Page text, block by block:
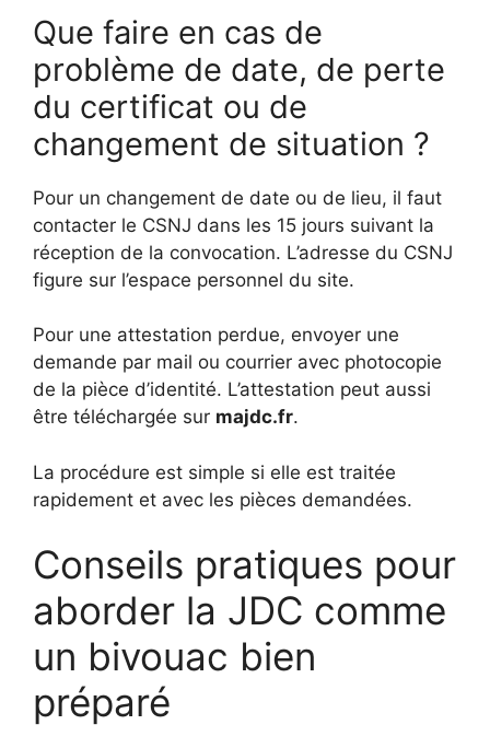
Que faire en cas de
problème de date, de perte
du certificat ou de
changement de situation ?
Pour un changement de date ou de lieu, il faut
contacter le CSNJ dans les 15 jours suivant la
réception de la convocation. L’adresse du CSNJ
figure sur l’espace personnel du site.
Pour une attestation perdue, envoyer une
demande par mail ou courrier avec photocopie
de la pièce d’identité. L’attestation peut aussi
être téléchargée sur majdc.fr.
La procédure est simple si elle est traitée
rapidement et avec les pièces demandées.
Conseils pratiques pour
aborder la JDC comme
un bivouac bien
préparé